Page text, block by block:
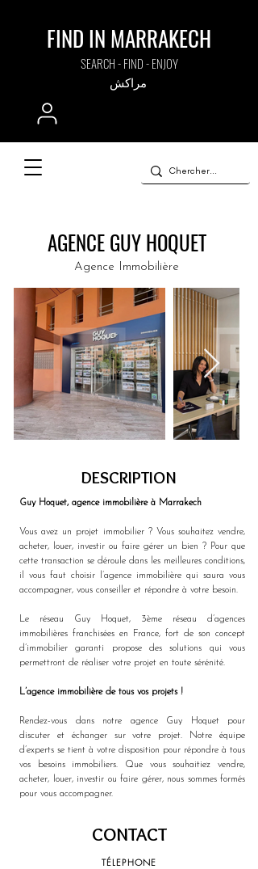
FIND IN MARRAKECH
SEARCH - FIND - ENJOY
مراكش
AGENCE GUY HOQUET
Agence Immobilière
DESCRIPTION
Guy Hoquet, agence immobilière à Marrakech
Vous avez un projet immobilier ? Vous souhaitez vendre,
acheter, louer, investir ou faire gérer un bien ? Pour que
cette transaction se déroule dans les meilleures conditions,
il vous faut choisir l’agence immobilière qui saura vous
accompagner, vous conseiller et répondre à votre besoin.
Le réseau Guy Hoquet, 3ème réseau d’agences
immobilières franchisées en France, fort de son concept
d’immobilier garanti propose des solutions qui vous
permettront de réaliser votre projet en toute sérénité.
L’agence immobilière de tous vos projets !
Rendez-vous dans notre agence Guy Hoquet pour
discuter et échanger sur votre projet. Notre équipe
d’experts se tient à votre disposition pour répondre à tous
vos besoins immobiliers. Que vous souhaitiez vendre,
acheter, louer, investir ou faire gérer, nous sommes formés
pour vous accompagner.
TÉLEPHONE
CONTACT